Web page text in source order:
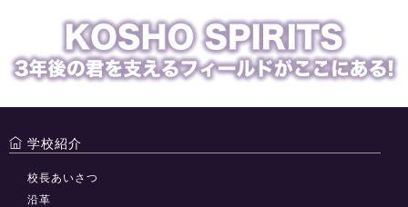
学校紹介
校長あいさつ
沿革